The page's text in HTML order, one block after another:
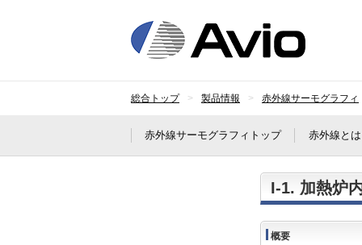
総合トップ 製品情報 赤外線サーモグラフィ
赤外線サーモグラフィトップ 赤外線とは
I-1. 加熱炉
概要